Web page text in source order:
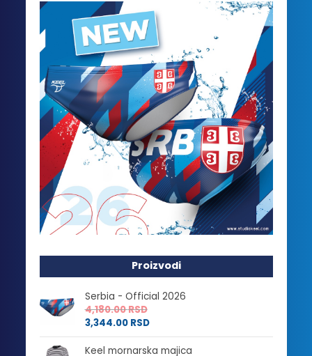
Proizvodi
Serbia - Official 2026
4,180.00RSD
3,344.00 RSD
Keel mornarska majica